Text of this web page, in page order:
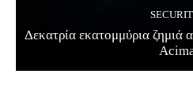
Δεκατρία εκατομμύρια